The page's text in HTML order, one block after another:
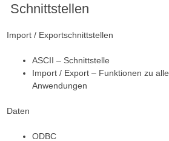
Schnittstellen
Import / Exportschnittstellen
ASCII – Schnittstelle
Import / Export – Funktionen zu
Anwendungen
Daten
ODBC